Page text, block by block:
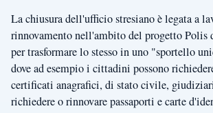
La chiusura dell'ufficio stresiano è legata a
rinnovamento nell'ambito del progetto Polis
per trasformare lo stesso in uno "sportello
dove ad esempio i cittadini possono
certificati anagrafici, di stato civile,
richiedere o rinnovare passaporti e carte